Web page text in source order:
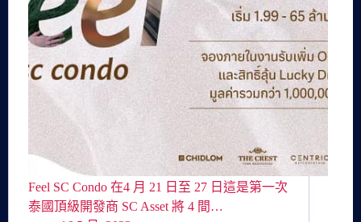
Feel SC Condo 在4 月 21 日至 27 日這是第一次
泰國頂級開發商 SC Asset 將 4 間…